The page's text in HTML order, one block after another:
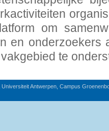
om
en onderzoekers
te
Antwerpen, Campus